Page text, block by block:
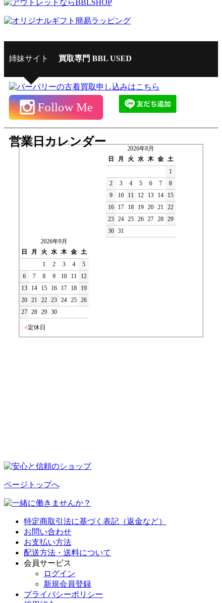
姉妹サイト 買取専門 BBL USED
Follow Me
営業日カレンダー
2026年8月
日
月 火 水 木 金 土
1
2
3 4 5 6 7
8
9
10 11 12 13 14
15
16
17 18 19 20 21 22
23 24 25 26 27 28 29
30 31
2026年9月
日
月 火 水 木 金 土
1
2 3 4
5
6
7 8 9 10 11
12
13
14 15 16 17 18
19
20 21 22 23 24 25 26
27 28 29 30
■定休日
ページトップへ
特定商取引法に基づく表記（返金など）
お問い合わせ
お支払い方法
配送方法・送料について
会員サービス
ログイン
新規会員登録
プライバシーポリシー